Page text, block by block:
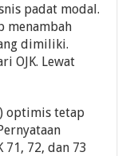
padat modal.
menambah
dimiliki.
OJK. Lewat
optimis tetap
71, 72, dan 73